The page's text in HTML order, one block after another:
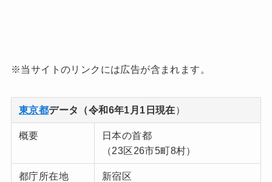
※当サイトのリンクには広告が含まれます。
東京都データ（令和6年1月1日現在）
概要
日本の首都
（23区26市5町8村）
都庁所在地 新宿区